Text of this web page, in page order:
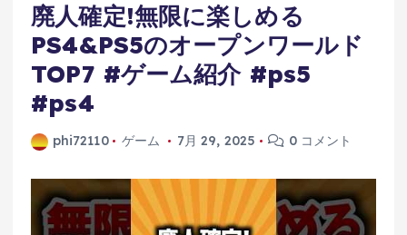
廃人確定!無限に楽しめる
PS4&PS5のオープンワールド
TOP7 #ゲーム紹介 #ps5
#ps4
phi72110 ゲーム 7月 29, 2025 0 コメント